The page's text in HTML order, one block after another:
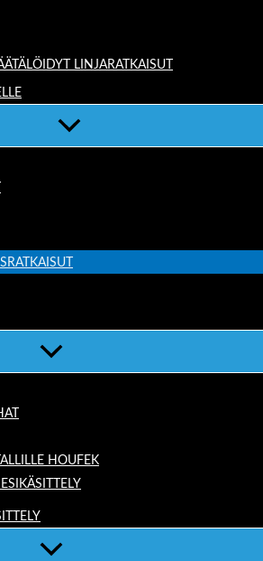
LINJARATKAISUT
HOUFEK